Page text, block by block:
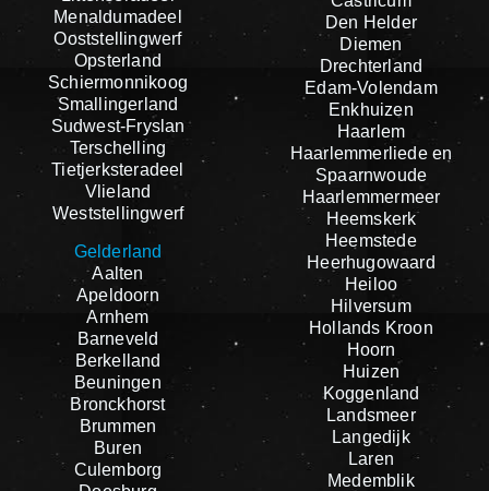
Menaldumadeel
Ooststellingwerf
Opsterland
Schiermonnikoog
Smallingerland
Sudwest-Fryslan
Terschelling
Tietjerksteradeel
Vlieland
Weststellingwerf
Gelderland
Aalten
Apeldoorn
Arnhem
Barneveld
Berkelland
Beuningen
Bronckhorst
Brummen
Buren
Culemborg
Den Helder
Diemen
Drechterland
Edam-Volendam
Enkhuizen
Haarlem
Haarlemmerliede en
Spaarnwoude
Haarlemmermeer
Heemskerk
Heemstede
Heerhugowaard
Heiloo
Hilversum
Hollands Kroon
Hoorn
Huizen
Koggenland
Landsmeer
Langedijk
Laren
Medemblik